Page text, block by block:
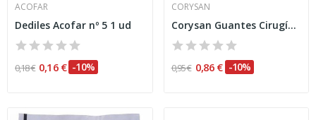
ACOFAR
Dediles Acofar nº 5 1 ud
0,18 € 0,16 € -10%
CORYSAN
Corysan Guantes Cirugía Estéril T-8 2uds
0,95 € 0,86 € -10%